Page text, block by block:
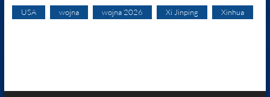
USA wojna wojna 2026 Xi Jinping Xinhua